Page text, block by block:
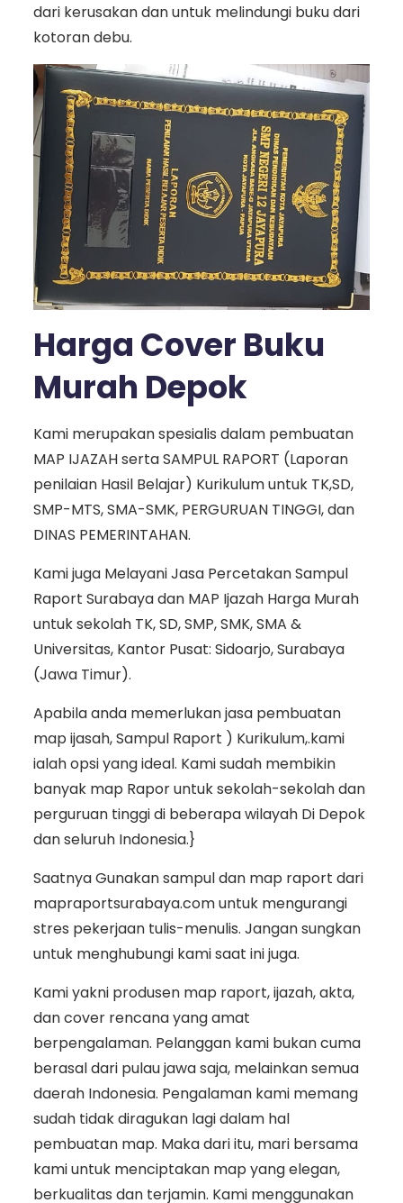
dari kerusakan dan untuk melindungi buku dari
kotoran debu.
Harga Cover Buku
Murah Depok
Kami merupakan spesialis dalam pembuatan
MAP IJAZAH serta SAMPUL RAPORT (Laporan
penilaian Hasil Belajar) Kurikulum untuk TK,SD,
SMP-MTS, SMA-SMK, PERGURUAN TINGGI, dan
DINAS PEMERINTAHAN.
Kami juga Melayani Jasa Percetakan Sampul
Raport Surabaya dan MAP Ijazah Harga Murah
untuk sekolah TK, SD, SMP, SMK, SMA &
Universitas, Kantor Pusat: Sidoarjo, Surabaya
(Jawa Timur).
Apabila anda memerlukan jasa pembuatan
map ijasah, Sampul Raport ) Kurikulum,.kami
ialah opsi yang ideal. Kami sudah membikin
banyak map Rapor untuk sekolah-sekolah dan
perguruan tinggi di beberapa wilayah Di Depok
dan seluruh Indonesia.}
Saatnya Gunakan sampul dan map raport dari
mapraportsurabaya.com untuk mengurangi
stres pekerjaan tulis-menulis. Jangan sungkan
untuk menghubungi kami saat ini juga.
Kami yakni produsen map raport, ijazah, akta,
dan cover rencana yang amat
berpengalaman. Pelanggan kami bukan cuma
berasal dari pulau jawa saja, melainkan semua
daerah Indonesia. Pengalaman kami memang
sudah tidak diragukan lagi dalam hal
pembuatan map. Maka dari itu, mari bersama
kami untuk menciptakan map yang elegan,
berkualitas dan terjamin. Kami menggunakan